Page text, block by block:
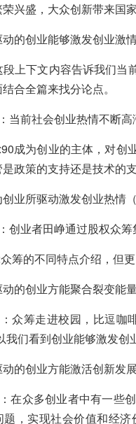
兴盛，大众创新带来国
的创业能够激发创业激情
上下文内容告诉我们当
合全篇来找分论点。
当前社会创业热情不断高
成为创业的主体，对创
政策的支持还是技术的
业所驱动激发创业热情（
创业者田峥通过股权众筹
筹的不同特点介绍，但
的创业方能聚合裂变能量
众筹走进校园，比逗咖
我们看到创业能够激发创
的创业方能激活创新发展
在众多创业者中有一些
题，实现社会价值和经